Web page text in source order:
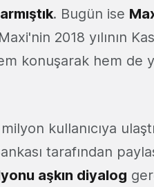
. Bugün ise
2018 yılının
konuşarak hem de
kullanıcıya
tarafından
aşkın diyalog